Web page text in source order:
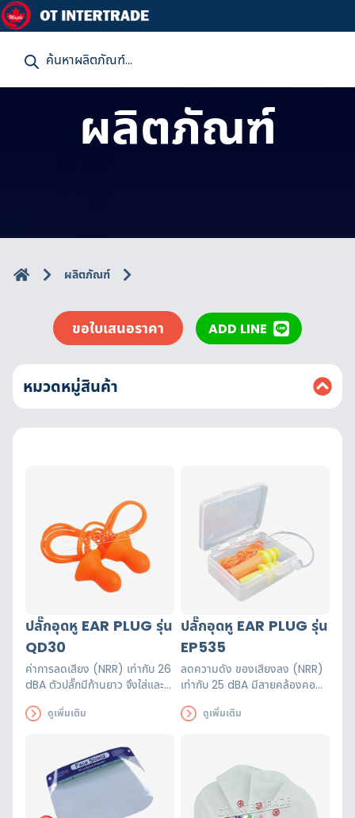
d
ผลิตภัณฑ์
ผลิตภัณฑ์
ขอใบเสนอราคา ADD LINE
หมวดหมู่สินค้า
ปลั๊กอุดหู EAR PLUG รุ่น
QD30
ค่าการลดเสียง (NRR) เท่ากับ 26
dBA ตัวปลั๊กมีก้านยาว จึงใส่และ
ดูเพิ่มเติม
ปลั๊กอุดหู EAR PLUG รุ่น
EP535
ลดความดัง ของเสียงลง (NRR)
เท่ากับ 25 dBA มีสายคล้องคอพีวี
ดูเพิ่มเติม